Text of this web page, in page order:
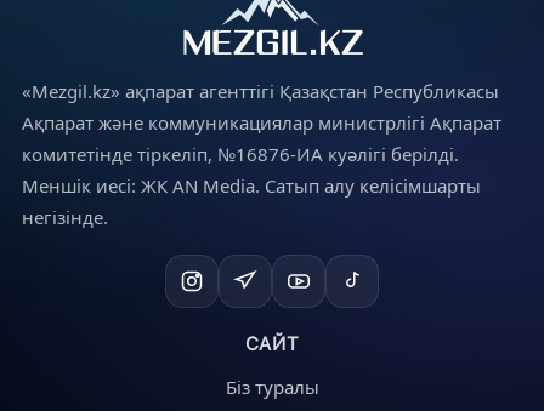
«Mezgil.kz» ақпарат агенттігі Қазақстан Республикасы
Ақпарат және коммуникациялар министрлігі Ақпарат
комитетінде тіркеліп, №16876-ИА куәлігі берілді.
Меншік иесі: ЖК AN Media. Сатып алу келісімшарты
негізінде.
САЙТ
Біз туралы